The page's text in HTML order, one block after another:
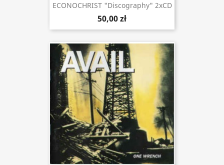
ECONOCHRIST "Discography" 2xCD
50,00 zł